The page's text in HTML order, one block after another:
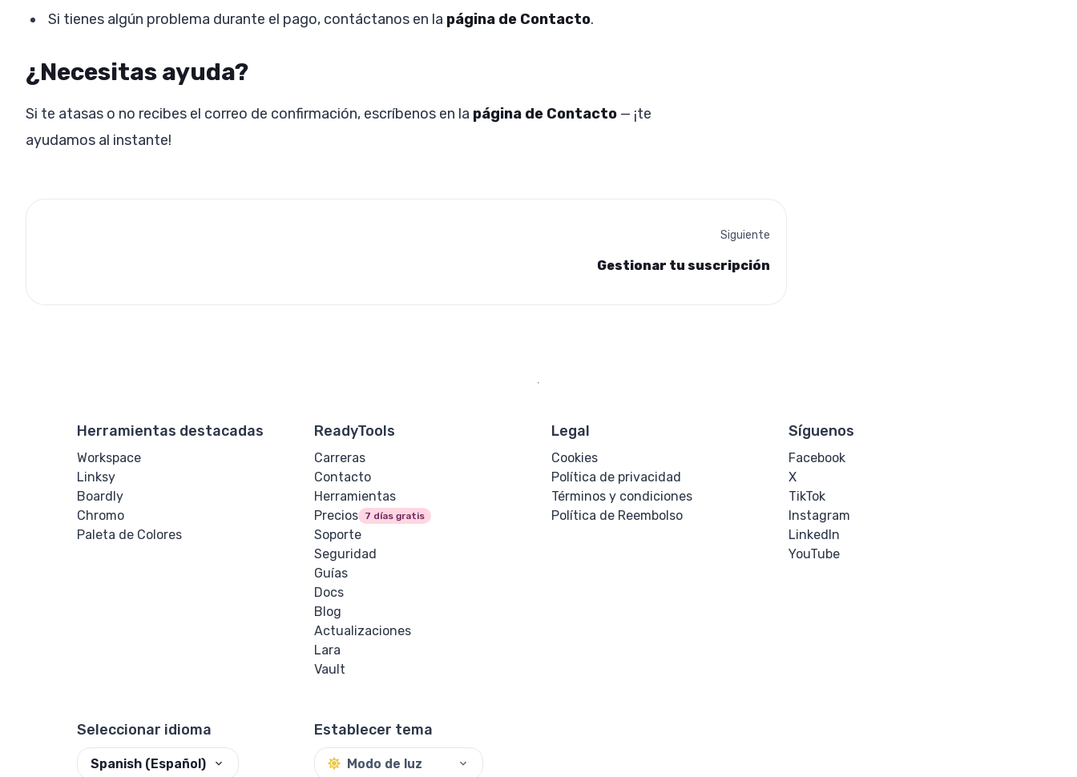
Si tienes algún problema durante el pago, contáctanos en la página de Contacto.
¿Necesitas ayuda?
Si te atasas o no recibes el correo de confirmación, escríbenos en la página de Contacto — ¡te
ayudamos al instante!
Siguiente
Gestionar tu suscripción
Herramientas destacadas
Workspace
Linksy
Boardly
Chromo
Paleta de Colores
ReadyTools
Carreras
Contacto
Herramientas
Precios
7 días gratis
Soporte
Seguridad
Guías
Docs
Blog
Actualizaciones
Lara
Vault
Legal
Cookies
Política de privacidad
Términos y condiciones
Política de Reembolso
Síguenos
Facebook
X
TikTok
Instagram
LinkedIn
YouTube
Seleccionar idioma
Spanish (Español)
Establecer tema
Modo de luz